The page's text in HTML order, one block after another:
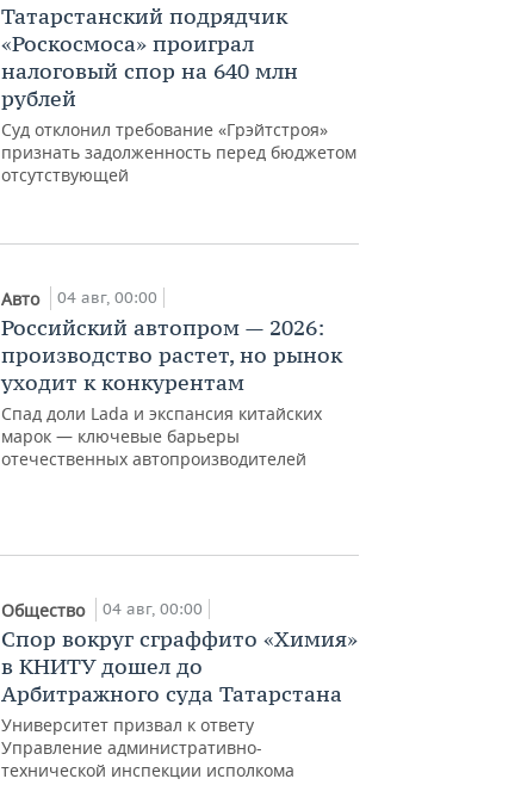
Татарстанский подрядчик
«Роскосмоса» проиграл
налоговый спор на 640 млн
рублей
Суд отклонил требование «Грэйтстроя»
признать задолженность перед бюджетом
отсутствующей
Авто 04 авг, 00:00
Российский автопром — 2026:
производство растет, но рынок
уходит к конкурентам
Спад доли Lada и экспансия китайских
марок — ключевые барьеры
отечественных автопроизводителей
Общество 04 авг, 00:00
Спор вокруг сграффито «Химия»
в КНИТУ дошел до
Арбитражного суда Татарстана
Университет призвал к ответу
Управление административно-
технической инспекции исполкома